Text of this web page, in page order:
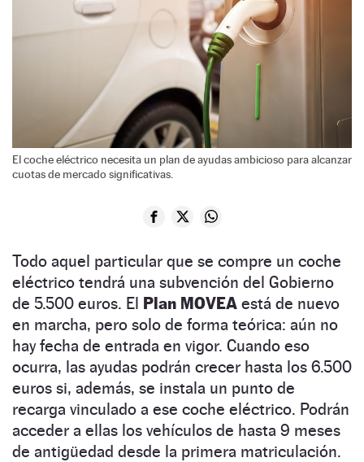
El coche eléctrico necesita un plan de ayudas ambicioso para alcanzar
cuotas de mercado significativas.
Todo aquel particular que se compre un coche
eléctrico tendrá una subvención del Gobierno
de 5.500 euros. El Plan MOVEA está de nuevo
en marcha, pero solo de forma teórica: aún no
hay fecha de entrada en vigor. Cuando eso
ocurra, las ayudas podrán crecer hasta los 6.500
euros si, además, se instala un punto de
recarga vinculado a ese coche eléctrico. Podrán
acceder a ellas los vehículos de hasta 9 meses
de antigüedad desde la primera matriculación.